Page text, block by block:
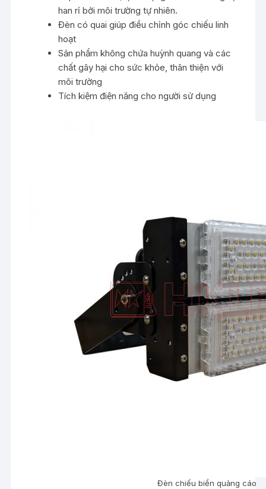
han rỉ bởi môi trường tự nhiên.
Đèn có quai giúp điều chỉnh góc chiếu linh
hoạt
Sản phẩm không chứa huỳnh quang và các
chất gây hại cho sức khỏe, thân thiện với
môi trường
Tích kiệm điện năng cho người sử dụng
Đèn chiếu biển quảng cáo